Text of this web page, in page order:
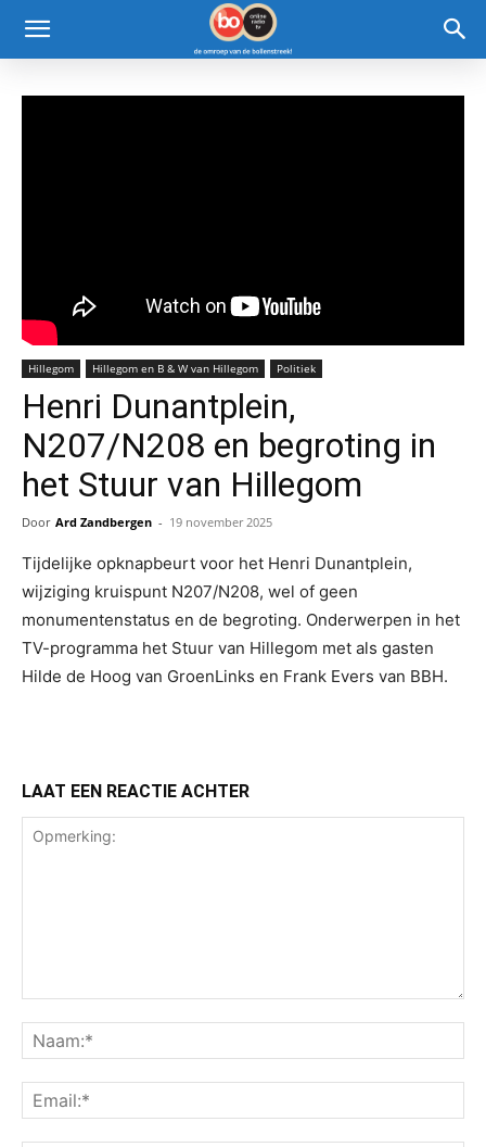
Hillegom Hillegom en B & W van Hillegom Politiek
Henri Dunantplein,
N207/N208 en begroting in
het Stuur van Hillegom
Door Ard Zandbergen - 19 november 2025
Tijdelijke opknapbeurt voor het Henri Dunantplein,
wijziging kruispunt N207/N208, wel of geen
monumentenstatus en de begroting. Onderwerpen in het
TV-programma het Stuur van Hillegom met als gasten
Hilde de Hoog van GroenLinks en Frank Evers van BBH.
LAAT EEN REACTIE ACHTER